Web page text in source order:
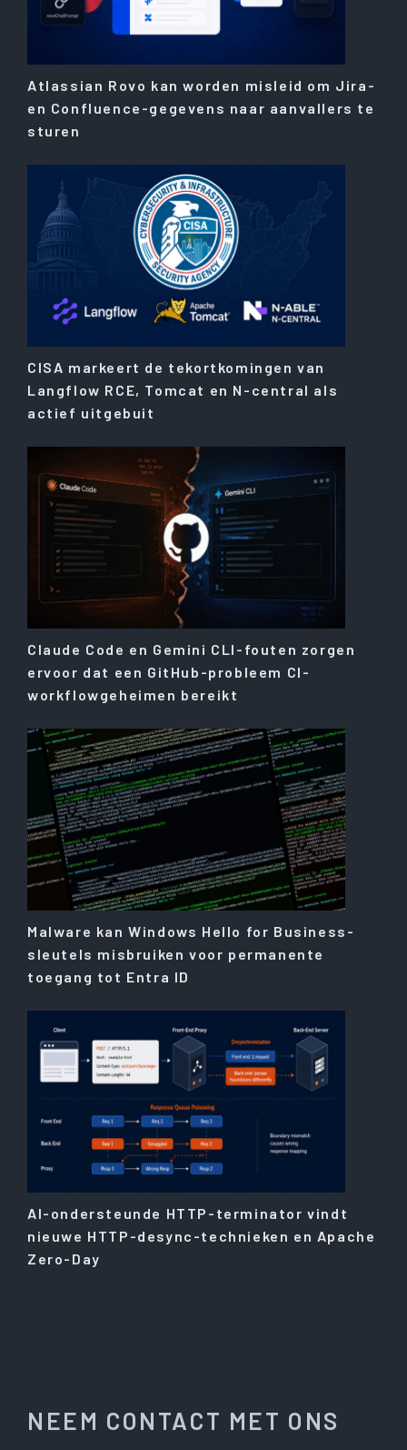
Atlassian Rovo kan worden misleid om Jira-
en Confluence-gegevens naar aanvallers te
sturen
CISA markeert de tekortkomingen van
Langflow RCE, Tomcat en N-central als
actief uitgebuit
Claude Code en Gemini CLI-fouten zorgen
ervoor dat een GitHub-probleem CI-
workflowgeheimen bereikt
Malware kan Windows Hello for Business-
sleutels misbruiken voor permanente
toegang tot Entra ID
AI-ondersteunde HTTP-terminator vindt
nieuwe HTTP-desync-technieken en Apache
Zero-Day
NEEM CONTACT MET ONS